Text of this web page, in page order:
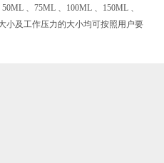
、75ML 、100ML 、150ML 、
小及工作压力的大小均可按照用户要